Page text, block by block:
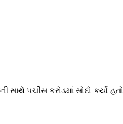
પચીસ કરોડમાં સોદો કર્યો